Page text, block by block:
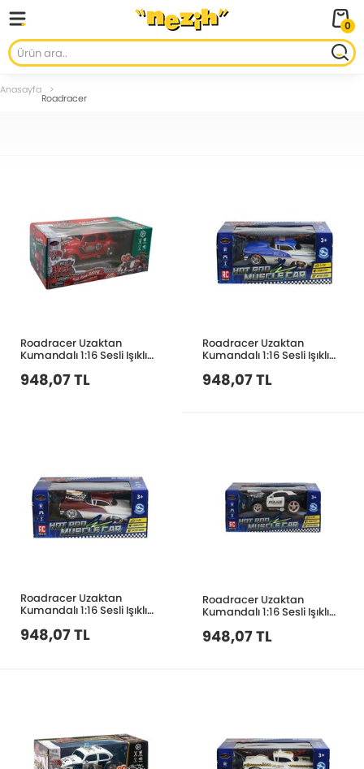
0
Anasayfa
Roadracer
Roadracer Uzaktan
Kumandalı 1:16 Sesli Işıklı
Drift Atan Araba MK8131B
948,07 TL
Roadracer Uzaktan
Kumandalı 1:16 Sesli Işıklı
Drift Atan Araba MK8038B
948,07 TL
Roadracer Uzaktan
Kumandalı 1:16 Sesli Işıklı
948,07 TL
Roadracer Uzaktan
Kumandalı 1:16 Sesli Işıklı
948,07 TL